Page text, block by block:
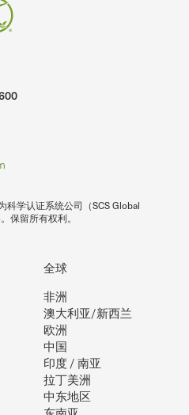
科学认证系统公司（SCS Global
保留所有权利。
全球
非洲
澳大利亚/新西兰
欧洲
中国
印度 / 南亚
拉丁美洲
中东地区